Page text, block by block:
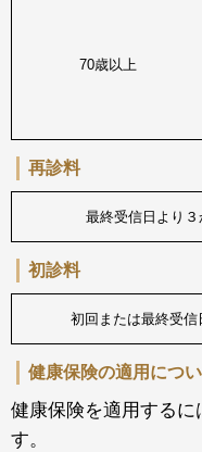
70歳以上
再診料
最終受信日より３
初診料
初回または最終受信
健康保険の適用につ
健康保険を適用するに
す。